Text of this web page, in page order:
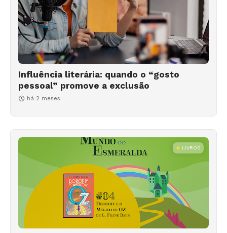
Influência literária: quando o “gosto
pessoal” promove a exclusão
há 2 meses
LIVROS